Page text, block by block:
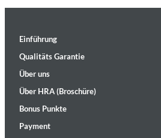
Einführung
Qualitäts Garantie
Über uns
Über HRA (Broschüre)
Bonus Punkte
Payment